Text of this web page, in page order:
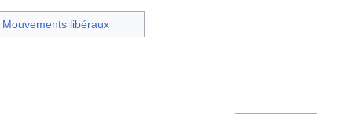
Mouvements libéraux